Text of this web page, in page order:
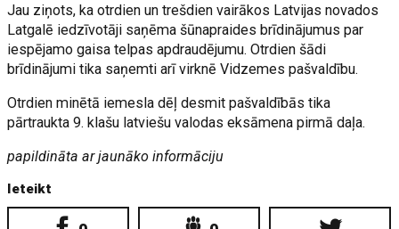
Jau ziņots, ka otrdien un trešdien vairākos Latvijas novados
Latgalē iedzīvotāji saņēma šūnapraides brīdinājumus par
iespējamo gaisa telpas apdraudējumu. Otrdien šādi
brīdinājumi tika saņemti arī virknē Vidzemes pašvaldību.
Otrdien minētā iemesla dēļ desmit pašvaldībās tika
pārtraukta 9. klašu latviešu valodas eksāmena pirmā daļa.
papildināta ar jaunāko informāciju
Ieteikt